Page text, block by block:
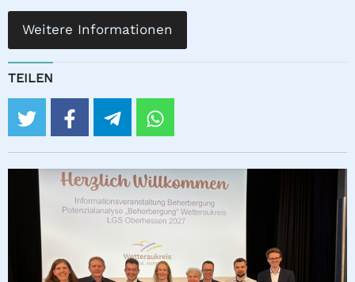
Weitere Informationen
TEILEN
twitter facebooktelegram